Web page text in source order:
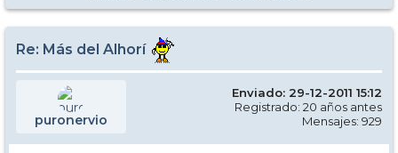
Re: Más del Alhorí
puronervio
Enviado: 29-12-2011 15:12
Registrado: 20 años antes
Mensajes: 929